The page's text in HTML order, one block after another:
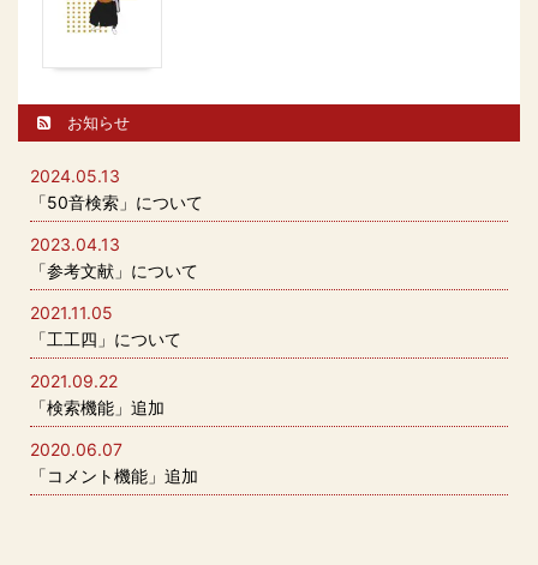
お知らせ
2024.05.13
「50音検索」について
2023.04.13
「参考文献」について
2021.11.05
「工工四」について
2021.09.22
「検索機能」追加
2020.06.07
「コメント機能」追加